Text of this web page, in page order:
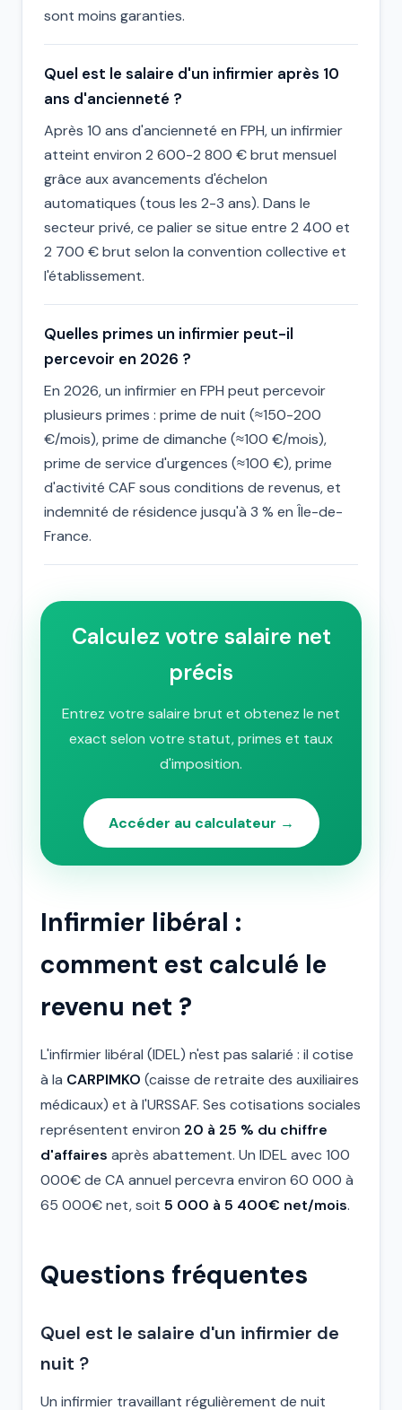
sont moins garanties.
Quel est le salaire d'un infirmier après 10
ans d'ancienneté ?
Après 10 ans d'ancienneté en FPH, un infirmier
atteint environ 2 600-2 800 € brut mensuel
grâce aux avancements d'échelon
automatiques (tous les 2-3 ans). Dans le
secteur privé, ce palier se situe entre 2 400 et
2 700 € brut selon la convention collective et
l'établissement.
Quelles primes un infirmier peut-il
percevoir en 2026 ?
En 2026, un infirmier en FPH peut percevoir
plusieurs primes : prime de nuit (≈150-200
€/mois), prime de dimanche (≈100 €/mois),
prime de service d'urgences (≈100 €), prime
d'activité CAF sous conditions de revenus, et
indemnité de résidence jusqu'à 3 % en Île-de-
France.
Calculez votre salaire net
précis
Entrez votre salaire brut et obtenez le net
exact selon votre statut, primes et taux
d'imposition.
Accéder au calculateur →
Infirmier libéral :
comment est calculé le
revenu net ?
L'infirmier libéral (IDEL) n'est pas salarié : il cotise
à la CARPIMKO (caisse de retraite des auxiliaires
médicaux) et à l'URSSAF. Ses cotisations sociales
représentent environ 20 à 25 % du chiffre
d'affaires après abattement. Un IDEL avec 100
000€ de CA annuel percevra environ 60 000 à
65 000€ net, soit 5 000 à 5 400€ net/mois.
Questions fréquentes
Quel est le salaire d'un infirmier de
nuit ?
Un infirmier travaillant régulièrement de nuit